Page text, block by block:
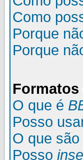
Como
Porque
Porque
O que é
Posso
O que são
Posso